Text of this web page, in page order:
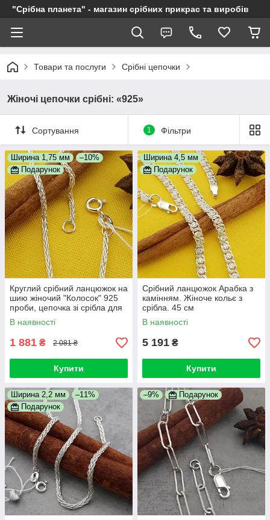
"Срібна планета" - магазин срібних прикрас та виробів
Товари та послуги Срібні цепочки
Жіночі цепочки срібні: «925»
Сортування 1 Фільтри
Ширина 1,75 мм
–10%
Подарунок
Круглий срібний ланцюжок на
шию жіночий "Колосок" 925
проби, цепочка зі срібла для
дівчат 50 см
В наявності
1 881 ₴ 2 081 ₴
Купити
Ширина 4,5 мм
Подарунок
Срібний ланцюжок Арабка з
камінням. Жіноче кольє з
срібла. 45 см
В наявності
5 191 ₴
Купити
Ширина 2,2 мм
–11%
Подарунок
–9% Подарунок